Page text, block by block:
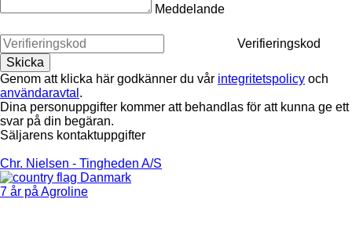
Meddelande
Verifieringskod
Genom att klicka här godkänner du vår integritetspolicy och
användaravtal .
Dina personuppgifter kommer att behandlas för att kunna ge ett
svar på din begäran.
Säljarens kontaktuppgifter
Chr. Nielsen - Tingheden A/S
Danmark
7 år på Agroline